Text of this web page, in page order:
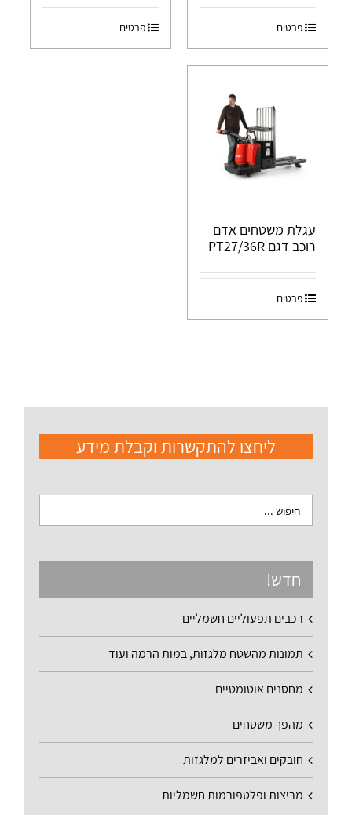
פרטים פרטים
עגלת משטחים אדם
רוכב דגם PT27/36R
פרטים
ליחצו להתקשרות וקבלת מידע
חדש!
רכבים תפעוליים חשמליים
תמונות מהשטח מלגזות, במות הרמה ועוד
מחסנים אוטומטיים
מהפך משטחים
חובקים ואביזרים למלגזות
מריצות ופלטפורמות חשמליות